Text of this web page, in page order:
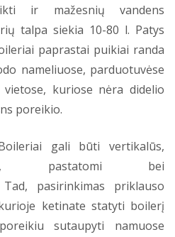
ir mažesnių vandens
talpa siekia 10-80 l. Patys
paprastai puikiai randa
nameliuose, parduotuvėse
kuriose nėra didelio
poreikio.
gali būti vertikalūs,
pastatomi bei
Tad, pasirinkimas priklauso
ketinate statyti boilerį
sutaupyti namuose